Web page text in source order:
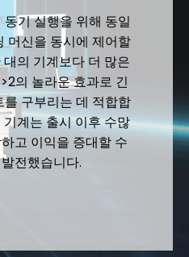
기 실행을 위해 동일
머신을 동시에 제어할
의 기계보다 더 많은
의 놀라운 효과로 긴
구부리는 데 적합합
계는 출시 이후 수많
고 이익을 증대할 수
전했습니다.